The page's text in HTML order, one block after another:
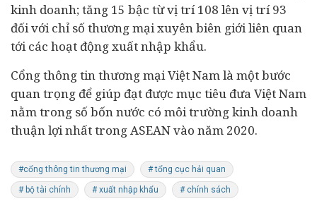
kinh doanh; tăng 15 bậc từ vị trí 108 lên vị trí 93
đối với chỉ số thương mại xuyên biên giới liên quan
tới các hoạt động xuất nhập khẩu.
Cổng thông tin thương mại Việt Nam là một bước
quan trọng để giúp đạt được mục tiêu đưa Việt Nam
nằm trong số bốn nước có môi trường kinh doanh
thuận lợi nhất trong ASEAN vào năm 2020.
#cổng thông tin thương mại # tổng cục hải quan
# bộ tài chính # xuất nhập khẩu # chính sách